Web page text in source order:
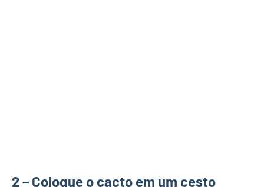
2 – Coloque o cacto em um cesto